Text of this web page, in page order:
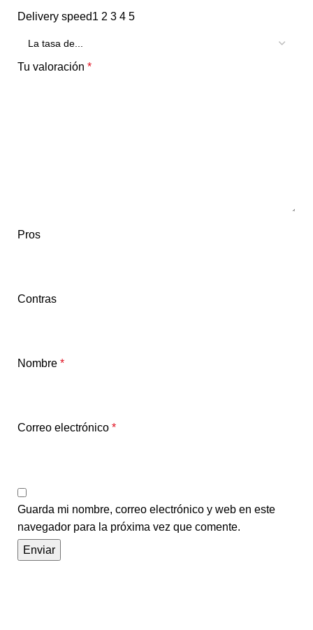
Delivery speed1 2 3 4 5
Tu valoración *
Pros
Contras
Nombre *
Correo electrónico *
Guarda mi nombre, correo electrónico y web en este
navegador para la próxima vez que comente.